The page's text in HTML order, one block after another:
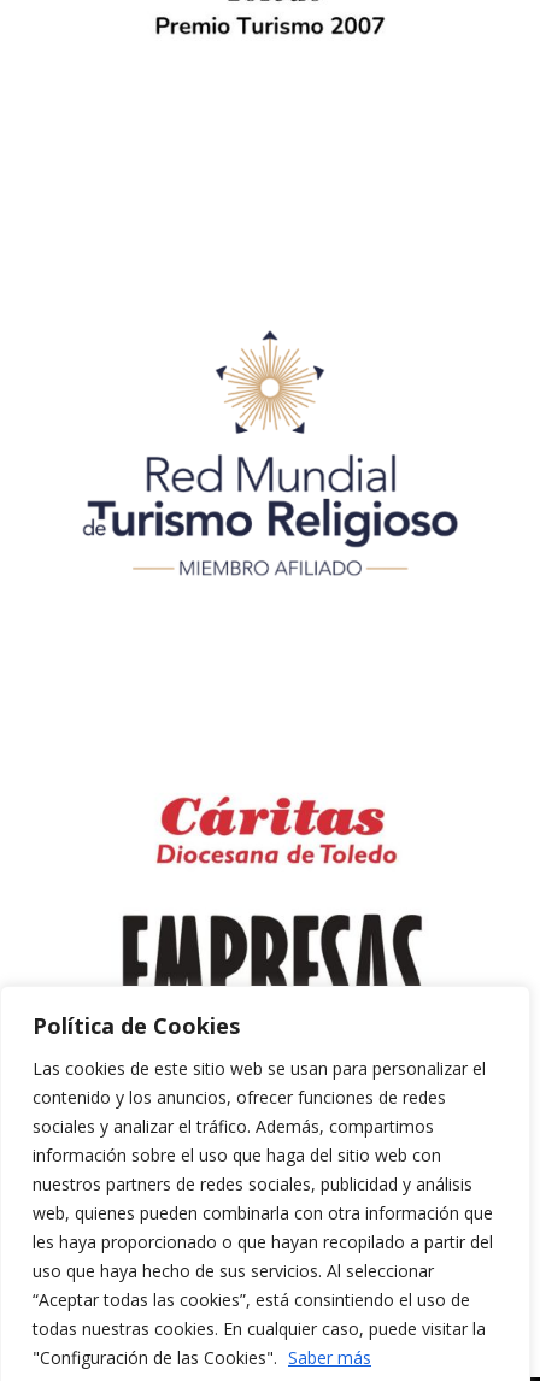
Política de Cookies
Las cookies de este sitio web se usan para personalizar el
contenido y los anuncios, ofrecer funciones de redes
sociales y analizar el tráfico. Además, compartimos
información sobre el uso que haga del sitio web con
nuestros partners de redes sociales, publicidad y análisis
web, quienes pueden combinarla con otra información que
les haya proporcionado o que hayan recopilado a partir del
uso que haya hecho de sus servicios. Al seleccionar
“Aceptar todas las cookies”, está consintiendo el uso de
todas nuestras cookies. En cualquier caso, puede visitar la
"Configuración de las Cookies". Saber más
Aviso Legal y Política de Privacidad
Política de Cookies